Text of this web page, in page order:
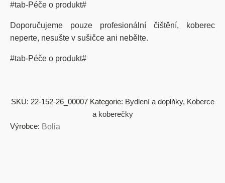
#tab-Péče o produkt#
Doporučujeme pouze profesionální čištění, koberec
neperte, nesušte v sušičce ani nebělte.
#tab-Péče o produkt#
SKU: 22-152-26_00007 Kategorie: Bydlení a doplňky, Koberce
a koberečky
Výrobce: Bolia